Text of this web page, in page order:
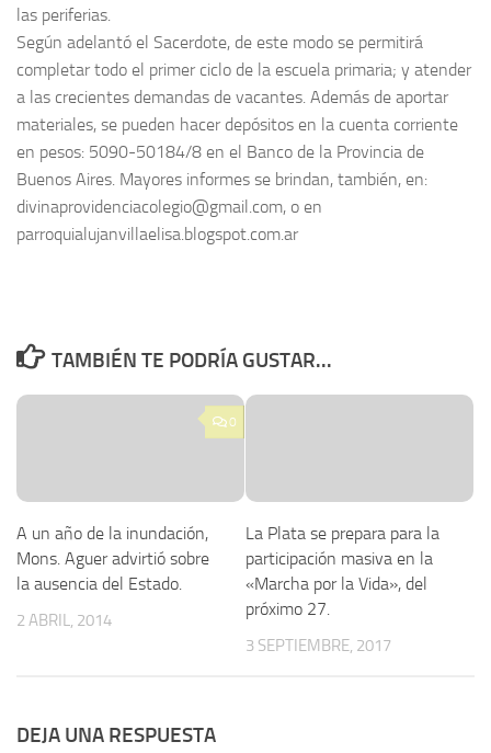
las periferias.
Según adelantó el Sacerdote, de este modo se permitirá
completar todo el primer ciclo de la escuela primaria; y atender
a las crecientes demandas de vacantes. Además de aportar
materiales, se pueden hacer depósitos en la cuenta corriente
en pesos: 5090-50184/8 en el Banco de la Provincia de
Buenos Aires. Mayores informes se brindan, también, en:
divinaprovidenciacolegio@gmail.com, o en
parroquialujanvillaelisa.blogspot.com.ar
TAMBIÉN TE PODRÍA GUSTAR...
0
A un año de la inundación,
Mons. Aguer advirtió sobre
la ausencia del Estado.
2 ABRIL, 2014
La Plata se prepara para la
participación masiva en la
«Marcha por la Vida», del
próximo 27.
3 SEPTIEMBRE, 2017
DEJA UNA RESPUESTA